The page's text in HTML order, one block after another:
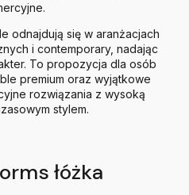
odnajdują się w aranżacjach
i contemporary, nadając
To propozycja dla osób
premium oraz wyjątkowe
rozwiązania z wysoką
stylem.
łóżka